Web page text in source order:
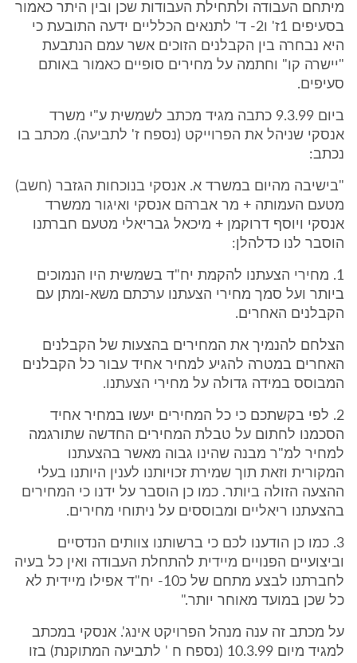
מיתחם העבודה ולתחילת העבודות שכן ובין היתר כאמור
בסעיפים 1ז' ו2- ד' לתנאים הכלליים ידעה התובעת כי
היא נבחרה בין הקבלנים הזוכים אשר עמם הנתבעת
"יישרה קו" וחתמה על מחירים סופיים כאמור באותם
סעיפים.
ביום 9.3.99 כתבה מגיד מכתב לשמשית ע"י משרד
אנסקי שניהל את הפרוייקט (נספח ז' לתביעה). מכתב בו
נכתב:
"בישיבה מהיום במשרד א. אנסקי בנוכחות הגזבר (חשב)
מטעם העמותה + מר אברהם אנסקי ואיגור ממשרד
אנסקי ויוסף דרוקמן + מיכאל גבריאלי מטעם חברתנו
הוסבר לנו כדלהלן:
1. מחירי הצעתנו להקמת יח"ד בשמשית היו הנמוכים
ביותר ועל סמך מחירי הצעתנו ערכתם משא-ומתן עם
הקבלנים האחרים.
הצלחם להנמיך את המחירים בהצעות של הקבלנים
האחרים במטרה להגיע למחיר אחיד עבור כל הקבלנים
המבוסס במידה גדולה על מחירי הצעתנו.
2. לפי בקשתכם כי כל המחירים יעשו במחיר אחיד
הסכמנו לחתום על טבלת המחירים החדשה שתורגמה
למחיר למ"ר מבנה שהינו גבוה מאשר בהצעתנו
המקורית וזאת תוך שמירת זכויותנו לענין היותנו בעלי
ההצעה הזולה ביותר. כמו כן הוסבר על ידנו כי המחירים
בהצעתנו ריאליים ומבוססים על ניתוחי מחירים.
3. כמו כן הודענו לכם כי ברשותנו צוותים הנדסיים
וביצועיים הפנויים מיידית להתחלת העבודה ואין כל בעיה
לחברתנו לבצע מתחם של כ10- יח"ד אפילו מיידית לא
כל שכן במועד מאוחר יותר."
על מכתב זה ענה מנהל הפרויקט אינג'. אנסקי במכתב
למגיד מיום 10.3.99 (נספח ח ' לתביעה המתוקנת) בזו